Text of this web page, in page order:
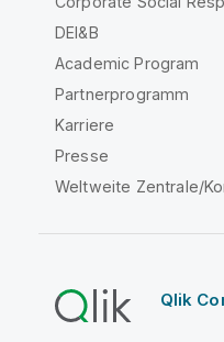
DEI&B
Academic Program
Partnerprogramm
Karriere
Presse
Weltweite Zentrale/
Qlik